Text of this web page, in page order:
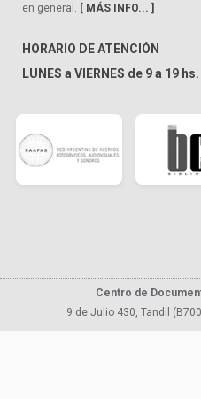
en general. [ MÁS INFO... ]
HORARIO DE ATENCIÓN
LUNES a VIERNES de 9 a 19 hs.
Centro de
9 de Julio 430, Tandil